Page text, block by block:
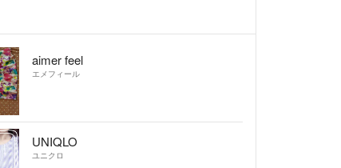
aimer feel
エメフィール
UNIQLO
ユニクロ